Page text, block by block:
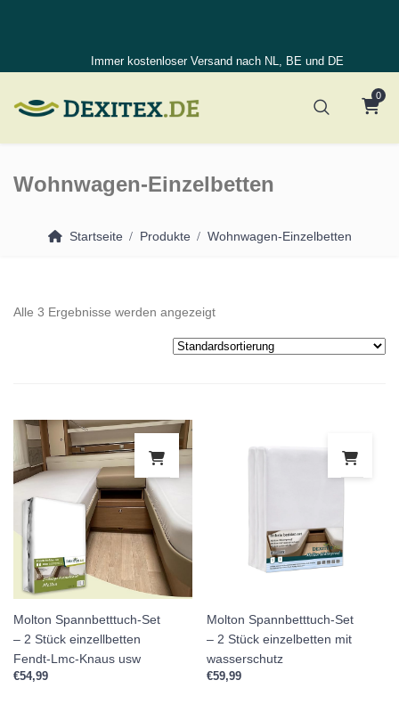
Immer kostenloser Versand nach NL, BE und DE
0
Wohnwagen-Einzelbetten
Startseite Produkte Wohnwagen-Einzelbetten
Alle 3 Ergebnisse werden angezeigt
Molton Spannbetttuch-Set
– 2 Stück einzellbetten
Fendt-Lmc-Knaus usw
€54,99
Molton Spannbetttuch-Set
– 2 Stück einzelbetten mit
wasserschutz
€59,99